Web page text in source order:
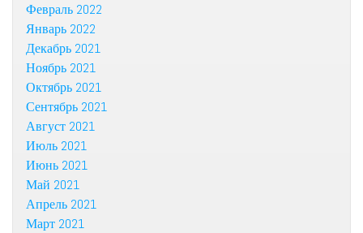
Февраль 2022
Январь 2022
Декабрь 2021
Ноябрь 2021
Октябрь 2021
Сентябрь 2021
Август 2021
Июль 2021
Июнь 2021
Май 2021
Апрель 2021
Март 2021